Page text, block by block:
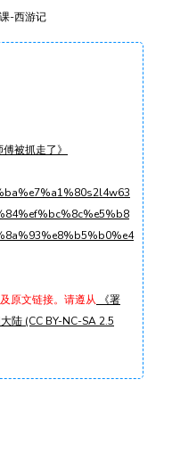
-西游记
被抓走了》
原文链接。请遵从 《署
陆 (CC BY-NC-SA 2.5